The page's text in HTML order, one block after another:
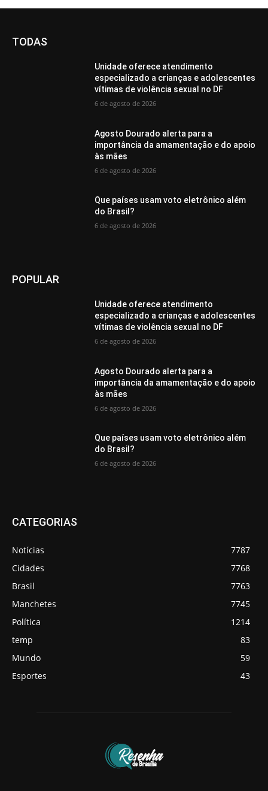
TODAS
Unidade oferece atendimento
especializado a crianças e adolescentes
vítimas de violência sexual no DF
6 de agosto de 2026
Agosto Dourado alerta para a
importância da amamentação e do apoio
às mães
6 de agosto de 2026
Que países usam voto eletrônico além
do Brasil?
6 de agosto de 2026
POPULAR
Unidade oferece atendimento
especializado a crianças e adolescentes
vítimas de violência sexual no DF
6 de agosto de 2026
Agosto Dourado alerta para a
importância da amamentação e do apoio
às mães
6 de agosto de 2026
Que países usam voto eletrônico além
do Brasil?
6 de agosto de 2026
CATEGORIAS
Notícias
7787
Cidades
7768
Brasil
7763
Manchetes
7745
Política
1214
temp
83
Mundo
59
Esportes
43